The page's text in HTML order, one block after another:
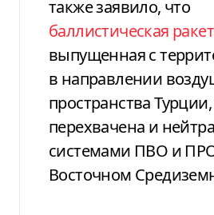
также заявило, что
баллистическая
выпущенная с
в направлении
пространства
перехвачена и
системами ПВО и
Восточном